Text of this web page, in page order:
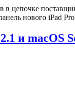
цепочке
нового iPad
и macOS